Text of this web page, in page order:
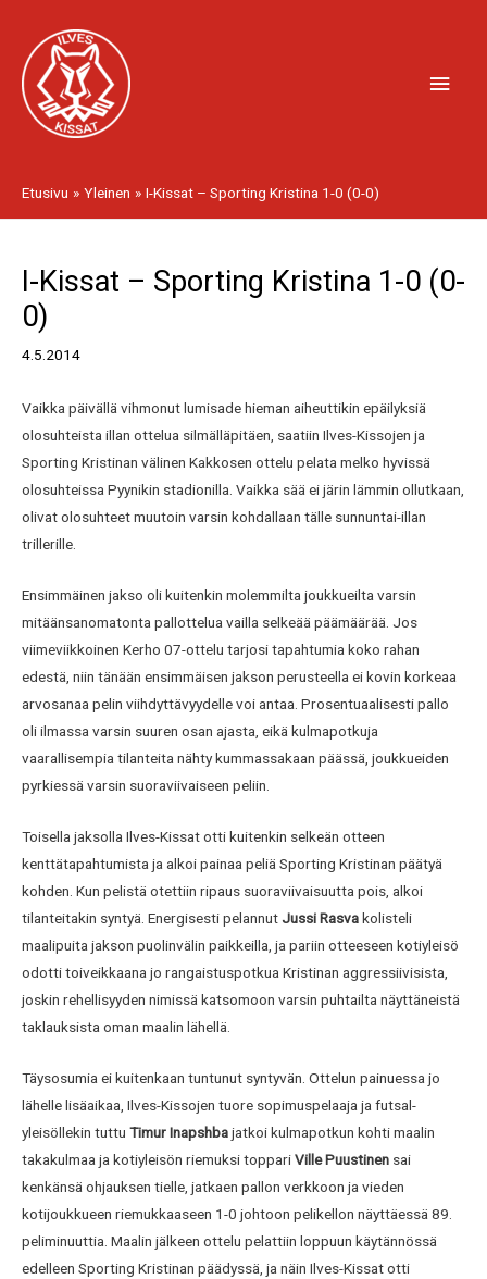
sisältöön
Etusivu Yleinen I-Kissat – Sporting Kristina 1-0 (0-0)
I-Kissat – Sporting Kristina 1-0 (0-
0)
4.5.2014
Vaikka päivällä vihmonut lumisade hieman aiheuttikin epäilyksiä
olosuhteista illan ottelua silmälläpitäen, saatiin Ilves-Kissojen ja
Sporting Kristinan välinen Kakkosen ottelu pelata melko hyvissä
olosuhteissa Pyynikin stadionilla. Vaikka sää ei järin lämmin ollutkaan,
olivat olosuhteet muutoin varsin kohdallaan tälle sunnuntai-illan
trillerille.
Ensimmäinen jakso oli kuitenkin molemmilta joukkueilta varsin
mitäänsanomatonta pallottelua vailla selkeää päämäärää. Jos
viimeviikkoinen Kerho 07-ottelu tarjosi tapahtumia koko rahan
edestä, niin tänään ensimmäisen jakson perusteella ei kovin korkeaa
arvosanaa pelin viihdyttävyydelle voi antaa. Prosentuaalisesti pallo
oli ilmassa varsin suuren osan ajasta, eikä kulmapotkuja
vaarallisempia tilanteita nähty kummassakaan päässä, joukkueiden
pyrkiessä varsin suoraviivaiseen peliin.
Toisella jaksolla Ilves-Kissat otti kuitenkin selkeän otteen
kenttätapahtumista ja alkoi painaa peliä Sporting Kristinan päätyä
kohden. Kun pelistä otettiin ripaus suoraviivaisuutta pois, alkoi
tilanteitakin syntyä. Energisesti pelannutJussi Rasvakolisteli
maalipuita jakson puolinvälin paikkeilla, ja pariin otteeseen kotiyleisö
odotti toiveikkaana jo rangaistuspotkua Kristinan aggressiivisista,
joskin rehellisyyden nimissä katsomoon varsin puhtailta näyttäneistä
taklauksista oman maalin lähellä.
Täysosumia ei kuitenkaan tuntunut syntyvän. Ottelun painuessa jo
lähelle lisäaikaa, Ilves-Kissojen tuore sopimuspelaaja ja futsal-
yleisöllekin tuttu Timur Inapshbajatkoi kulmapotkun kohti maalin
takakulmaa ja kotiyleisön riemuksi toppariVille Puustinen sai
kenkänsä ohjauksen tielle, jatkaen pallon verkkoon ja vieden
kotijoukkueen riemukkaaseen 1-0 johtoon pelikellon näyttäessä 89.
peliminuuttia. Maalin jälkeen ottelu pelattiin loppuun käytännössä
edelleen Sporting Kristinan päädyssä, ja näin Ilves-Kissat otti
selaus